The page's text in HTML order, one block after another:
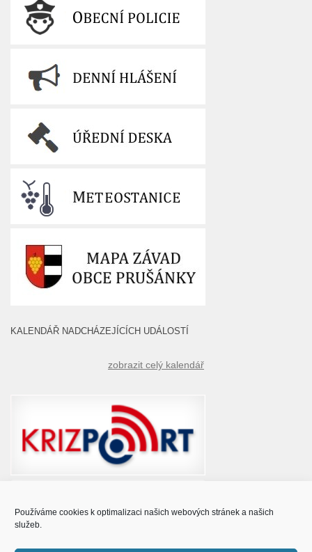
Používáme cookies k optimalizaci našich webových stránek a našich
služeb.
KALENDÁŘ NADCHÁZEJÍCÍCH UDÁLOSTÍ
zobrazit celý kalendář